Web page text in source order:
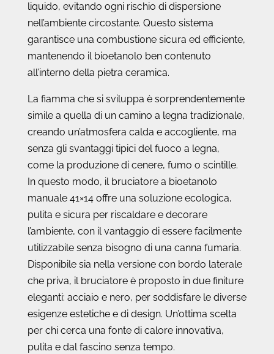
liquido, evitando ogni rischio di dispersione
nell’ambiente circostante. Questo sistema
garantisce una combustione sicura ed efficiente,
mantenendo il bioetanolo ben contenuto
all’interno della pietra ceramica.
La fiamma che si sviluppa è sorprendentemente
simile a quella di un camino a legna tradizionale,
creando un’atmosfera calda e accogliente, ma
senza gli svantaggi tipici del fuoco a legna,
come la produzione di cenere, fumo o scintille.
In questo modo, il bruciatore a bioetanolo
manuale 41×14 offre una soluzione ecologica,
pulita e sicura per riscaldare e decorare
l’ambiente, con il vantaggio di essere facilmente
utilizzabile senza bisogno di una canna fumaria.
Disponibile sia nella versione con bordo laterale
che priva, il bruciatore è proposto in due finiture
eleganti: acciaio e nero, per soddisfare le diverse
esigenze estetiche e di design. Un’ottima scelta
per chi cerca una fonte di calore innovativa,
pulita e dal fascino senza tempo.